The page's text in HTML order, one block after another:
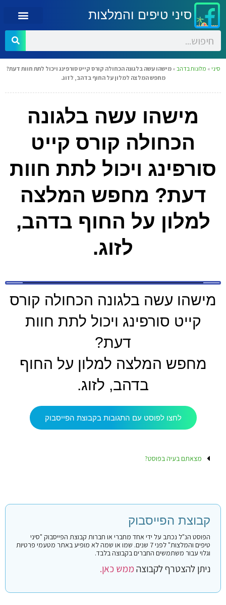
סיני טיפים והמלצות
סיני » מלונות בדהב »מישהו עשה בלגונה הכחולה קורס קייט סורפינג ויכול לתת חוות דעת?
מחפש המלצה למלון על החוף בדהב, לזוג.
מישהו עשה בלגונה
הכחולה קורס קייט
סורפינג ויכול לתת חוות
דעת? מחפש המלצה
למלון על החוף בדהב,
לזוג.
מישהו עשה בלגונה הכחולה קורס
קייט סורפינג ויכול לתת חוות
דעת?
מחפש המלצה למלון על החוף
בדהב, לזוג.
לחצו לפוסט עם התגובות בקבוצת הפייסבוק
מצאתם בעיה בפוסט?
קבוצת הפייסבוק
הפוסט הנ"ל נכתב על ידי אחד מחברי או חברות קבוצת הפייסבוק "סיני
טיפים והמלצות" לפני 7 שנים. שמו או שמה לא מופיע באתר מטעמי פרטיות
וגלוי עבור משתמשים החברים בקבוצה בלבד.
ניתן להצטרף לקבוצהממש כאן.